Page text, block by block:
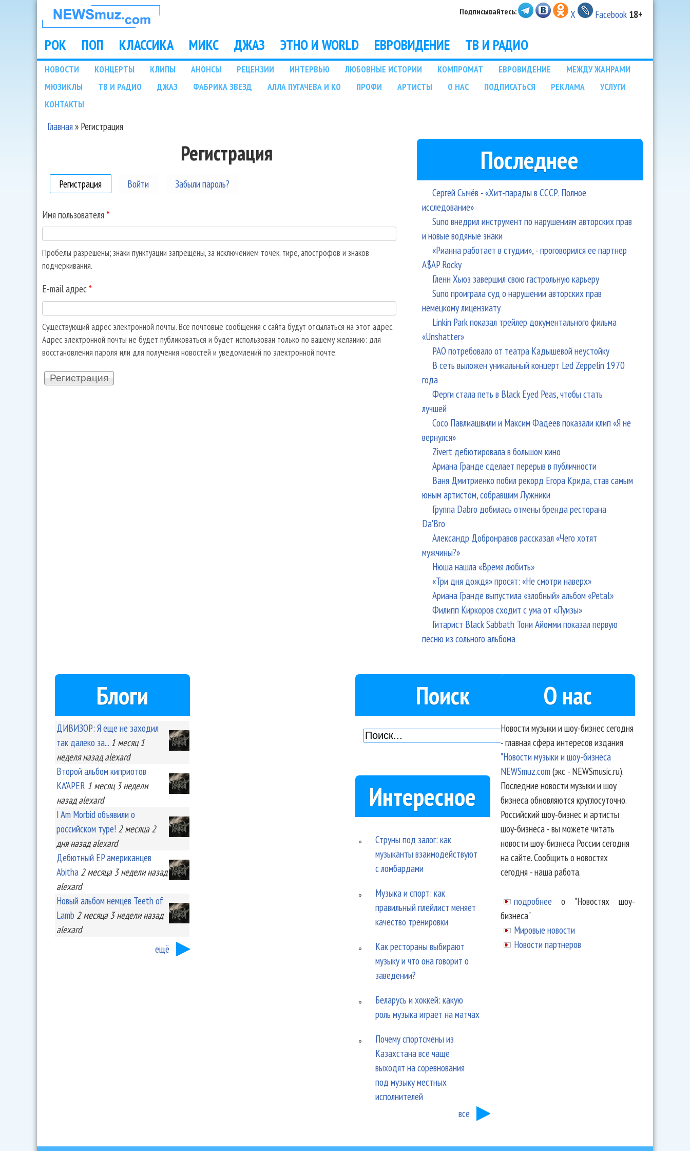
НОВОСТИ
МУЗЫКИ И
ШОУ БИЗНЕСА
NEWSMUZ.COM
Подписывайтесь: X Facebook 18+
Main menu
РОК ПОП КЛАССИКА МИКС ДЖАЗ ЭТНО И WORLD ЕВРОВИДЕНИЕ ТВ И РАДИО
Подразделы
НОВОСТИ КОНЦЕРТЫ КЛИПЫ АНОНСЫ РЕЦЕНЗИИ ИНТЕРВЬЮ ЛЮБОВНЫЕ ИСТОРИИ КОМПРОМАТ ЕВРОВИДЕНИЕ
МЕЖДУ ЖАНРАМИ
МЮЗИКЛЫ
ТВ И РАДИО ДЖАЗ ФАБРИКА ЗВЕЗД АЛЛА ПУГАЧЕВА И КО ПРОФИ АРТИСТЫ О НАС ПОДПИСАТЬСЯ РЕКЛАМА
УСЛУГИ
КОНТАКТЫ
Главная» Регистрация
Регистрация
Регистрация (активная вкладка)
Войти Забыли пароль?
Имя пользователя *
Пробелы разрешены; знаки пунктуации запрещены, за исключением точек, тире, апострофов и знаков
подчеркивания.
E-mail адрес *
Существующий адрес электронной почты. Все почтовые сообщения с сайта будут отсылаться на этот адрес.
Адрес электронной почты не будет публиковаться и будет использован только по вашему желанию: для
восстановления пароля или для получения новостей и уведомлений по электронной почте.
Последнее
Сергей Сычёв - «Хит-парады в СССР. Полное
исследование»
Suno внедрил инструмент по нарушениям авторских прав
и новые водяные знаки
«Рианна работает в студии», - проговорился ее партнер
A$AP Rocky
Гленн Хьюз завершил свою гастрольную карьеру
Suno проиграла суд о нарушении авторских прав
немецкому лицензиату
Linkin Park показал трейлер документального фильма
«Unshatter»
РАО потребовало от театра Кадышевой неустойку
В сеть выложен уникальный концерт Led Zeppelin 1970
года
Ферги стала петь в Black Eyed Peas, чтобы стать
лучшей
Сосо Павлиашвили и Максим Фадеев показали клип «Я не
вернулся»
Zivert дебютировала в большом кино
Ариана Гранде сделает перерыв в публичности
Ваня Дмитриенко побил рекорд Егора Крида, став самым
юным артистом, собравшим Лужники
Группа Dabro добилась отмены бренда ресторана
Da'Bro
Александр Добронравов рассказал «Чего хотят
мужчины?»
Нюша нашла «Время любить»
«Три дня дождя» просят: «Не смотри наверх»
Ариана Гранде выпустила «злобный» альбом «Petal»
Филипп Киркоров сходит с ума от «Луизы»
Гитарист Black Sabbath Тони Айомми показал первую
песню из сольного альбома
Блоги
ДИВИЗОР: Я еще не заходил
так далеко за... 1 месяц 1
неделяназад alexard
Второй альбом киприотов
KA'APER 1 месяц 3 недели
назад alexard
I Am Morbid объявили о
российском туре! 2 месяца 2
дняназад alexard
Дебютный EP американцев
Abitha 2 месяца 3 неделиназад
alexard
Новый альбом немцев Teeth of
Lamb 2 месяца 3 неделиназад
alexard
ещё
Поиск
Интересное
Струны под залог: как
музыканты взаимодействуют
с ломбардами
Музыка и спорт: как
правильный плейлист меняет
качество тренировки
Как рестораны выбирают
музыку и что она говорит о
заведении?
Беларусь и хоккей: какую
роль музыка играет на матчах
Почему спортсмены из
Казахстана все чаще
выходят на соревнования
под музыку местных
исполнителей
все
О нас
Новости музыки и шоу-бизнес сегодня
- главная сфера интересов издания
"Новости музыки и шоу-бизнеса
NEWSmuz.com(экс - NEWSmusic.ru).
Последние новости музыки и шоу
бизнеса обновляются круглосуточно.
Российский шоу-бизнес и артисты
шоу-бизнеса - вы можете читать
новости шоу-бизнеса России сегодня
на сайте. Сообщить о новостях
сегодня - наша работа.
подробнее о "Новостях шоу-
бизнеса"
Мировые новости
Новости партнеров